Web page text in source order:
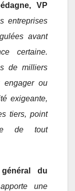
VP
entreprises
avant
certaine.
de milliers
engager ou
exigeante,
tiers, point
de tout
du
une